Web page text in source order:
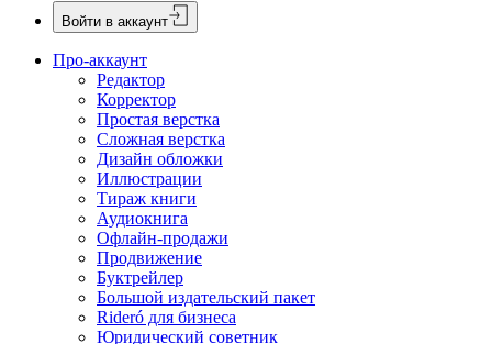
Войти в аккаунт
Про-аккаунт
Редактор
Корректор
Простая верстка
Сложная верстка
Дизайн обложки
Иллюстрации
Тираж книги
Аудиокнига
Офлайн-продажи
Продвижение
Буктрейлер
Большой издательский пакет
Rideró для бизнеса
Юридический советник